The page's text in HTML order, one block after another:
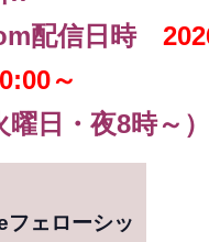
配信日時
～
曜日・夜8時～）
ェローシッ